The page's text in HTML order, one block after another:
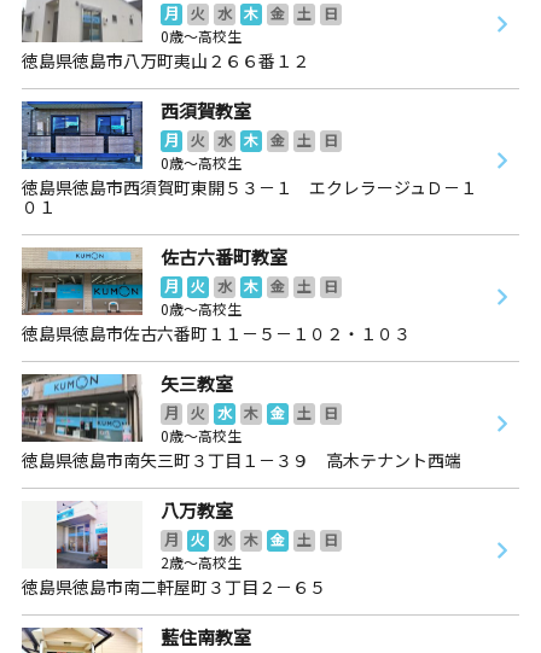
月 火 水 木 金 土
日
0歳～高校生
徳島県徳島市八万町夷山２６６番１２
西須賀教室
月 火 水 木 金 土
日
0歳～高校生
徳島県徳島市西須賀町東開５３－１ エクレラージュＤ－１
０１
佐古六番町教室
月 火 水 木 金 土
日
0歳～高校生
徳島県徳島市佐古六番町１１－５－１０２・１０３
矢三教室
月 火 水 木 金 土
日
0歳～高校生
徳島県徳島市南矢三町３丁目１－３９ 高木テナント西端
八万教室
月 火 水 木 金 土
日
2歳～高校生
徳島県徳島市南二軒屋町３丁目２－６５
藍住南教室